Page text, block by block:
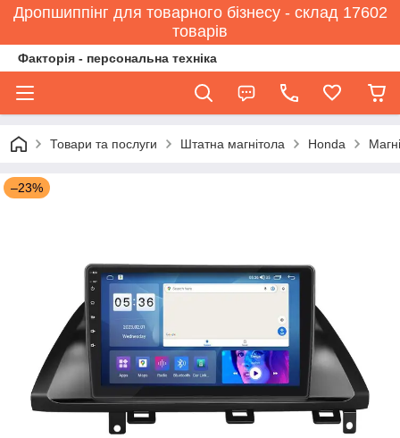
Дропшиппінг для товарного бізнесу - склад 17602
товарів
Факторія - персональна техніка
Товари та послуги Штатна магнітола Honda
–23%